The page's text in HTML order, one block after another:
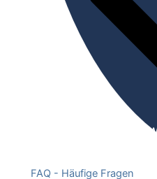
Öffne
FAQ - Häufige Fragen